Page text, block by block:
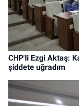
CHP'li Ezgi Aktaş:
şiddete uğradım